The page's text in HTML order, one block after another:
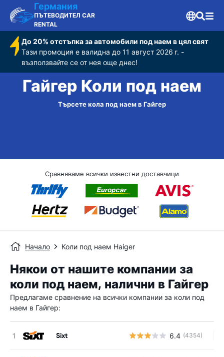
Германия
ПЪТЕВОДИТЕЛ CAR
RENTAL
До 20% отстъпка за автомобили под наем в цял свят
Тази промоция е валидна до 11 август 2026 г. -
възползвайте се от нея още днес!
Гайгер Коли под наем
Търсете кола под наем в Гайгер
Сравняваме всички известни доставчици
Начало Коли под наем Haiger
Някои от нашите компании за
коли под наем, налични в Гайгер
Предлагаме сравнение на всички компании за коли под
наем в Гайгер:
Sixt 6.4 (4354)